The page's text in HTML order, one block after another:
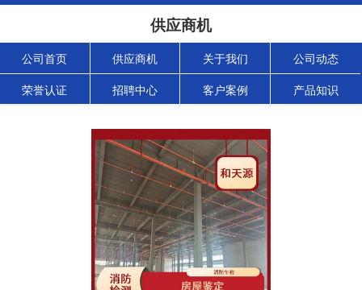
供应商机
公司首页 供应商机 关于我们 公司动态
荣誉认证 招聘中心 客户案例 产品知识